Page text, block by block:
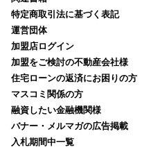
特定商取引法に基づく表記
運営団体
加盟店ログイン
加盟をご検討の不動産会社様
住宅ローンの返済にお困りの方
マスコミ関係の方
融資したい金融機関様
バナー・メルマガの広告掲載
入札期間中一覧